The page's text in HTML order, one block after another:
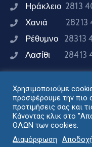
Ηράκλειο 2813
Χανιά 28213
Ρέθυμνο 28313
Λασίθι 28413
Συνδεθείτε
Διακυβέρνησης
Χρησιμοποιούμε
προσφέρουμε την πιο
προτιμήσεις σας και
Κάνοντας κλικ στο
ΟΛΩΝ των cookies.
Διαμόρφωση